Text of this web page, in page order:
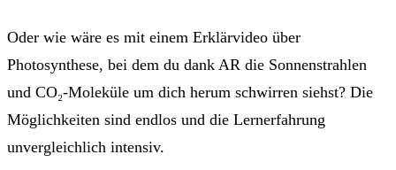
Oder wie wäre es mit einem Erklärvideo über
Photosynthese, bei dem du dank AR die Sonnenstrahlen
und CO₂-Moleküle um dich herum schwirren siehst? Die
Möglichkeiten sind endlos und die Lernerfahrung
unvergleichlich intensiv.